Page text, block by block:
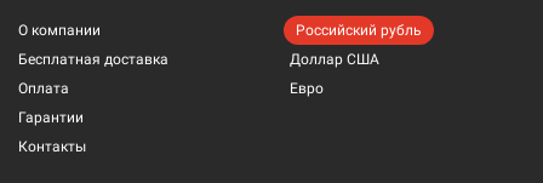
О компании
Бесплатная доставка
Оплата
Гарантии
Контакты
Российский рубль
Доллар США
Евро